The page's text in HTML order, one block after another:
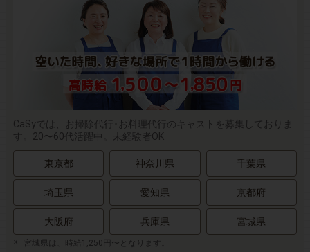
CaSyでは、お掃除代行･お料理代行のキャストを募集しておりま
す。20〜60代活躍中。未経験者OK
東京都 神奈川県 千葉県
埼玉県 愛知県 京都府
大阪府 兵庫県 宮城県
宮城県は、時給1,250円〜となります。